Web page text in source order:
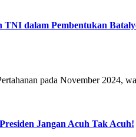
TNI dalam Pembentukan
pada November 2024,
Jangan Acuh Tak Acuh!